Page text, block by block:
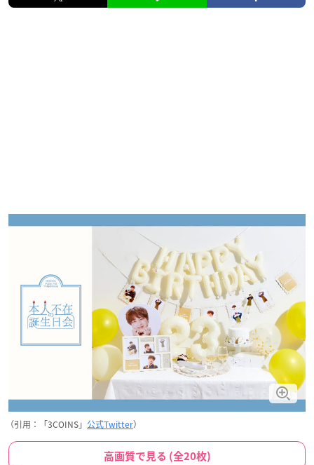
（引用：「3COINS」 公式Twitter）
高画質で見る (全20枚)